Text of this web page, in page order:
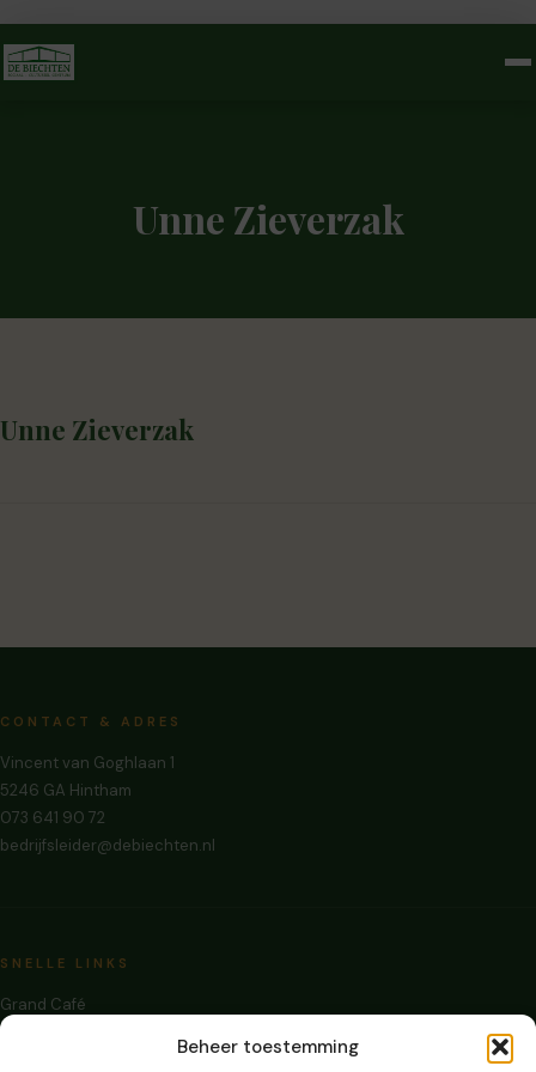
Beheer toestemming
Unne Zieverzak
Unne Zieverzak
CONTACT & ADRES
Vincent van Goghlaan 1
5246 GA Hintham
073 641 90 72
bedrijfsleider@debiechten.nl
SNELLE LINKS
Grand Café
Zalen Huren